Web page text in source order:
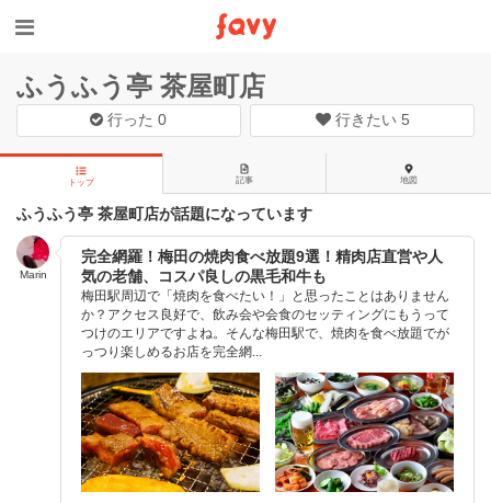
ふうふう亭 茶屋町店
行った0 行きたい 5
トップ 記事 地図
ふうふう亭 茶屋町店が話題になっています
Marin
完全網羅！梅田の焼肉食べ放題9選！精肉店直営や人
気の老舗、コスパ良しの黒毛和牛も
梅田駅周辺で「焼肉を食べたい！」と思ったことはありません
か？アクセス良好で、飲み会や会食のセッティングにもうって
つけのエリアですよね。そんな梅田駅で、焼肉を食べ放題でが
っつり楽しめるお店を完全網...